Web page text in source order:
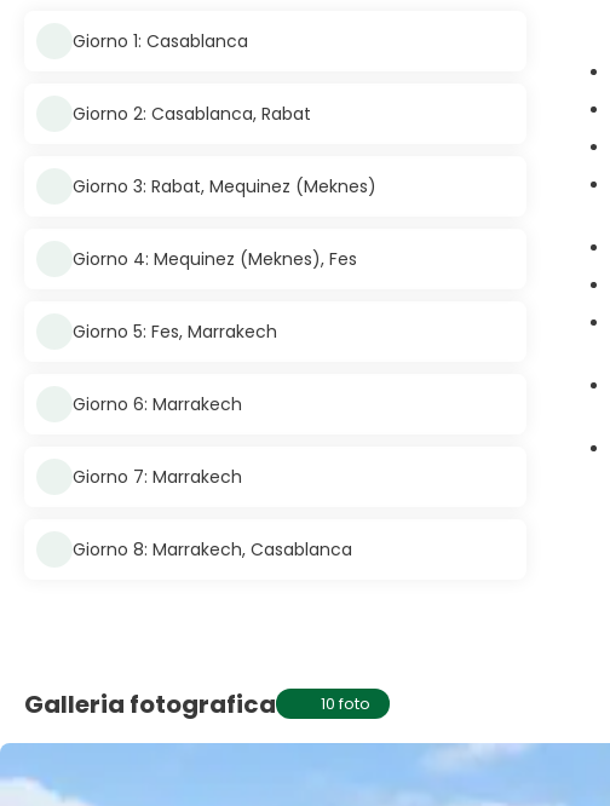
Giorno 1: Casablanca
Giorno 2: Casablanca, Rabat
Giorno 3: Rabat, Mequinez (Meknes)
Giorno 4: Mequinez (Meknes), Fes
Giorno 5: Fes, Marrakech
Giorno 6: Marrakech
Giorno 7: Marrakech
Giorno 8: Marrakech, Casablanca
Galleria fotografica 10 foto